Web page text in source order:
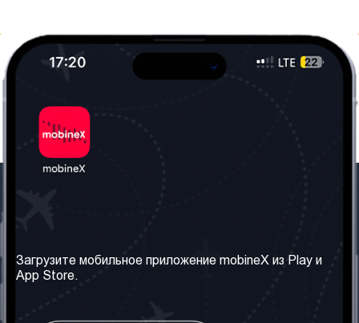
Наши сервисы
Правила и Условия
Загрузите мобильное приложение mobineX из Play и
App Store.